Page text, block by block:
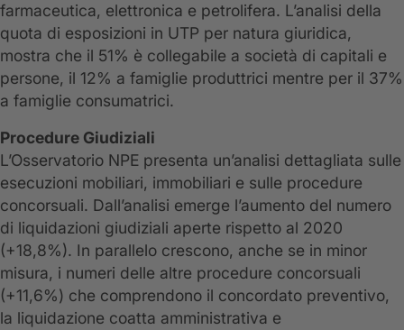
farmaceutica, elettronica e petrolifera. L’analisi della
quota di esposizioni in UTP per natura giuridica,
mostra che il 51% è collegabile a società di capitali e
persone, il 12% a famiglie produttrici mentre per il 37%
a famiglie consumatrici.
Procedure Giudiziali
L’Osservatorio NPE presenta un’analisi dettagliata sulle
esecuzioni mobiliari, immobiliari e sulle procedure
concorsuali. Dall’analisi emerge l’aumento del numero
di liquidazioni giudiziali aperte rispetto al 2020
(+18,8%). In parallelo crescono, anche se in minor
misura, i numeri delle altre procedure concorsuali
(+11,6%) che comprendono il concordato preventivo,
la liquidazione coatta amministrativa e